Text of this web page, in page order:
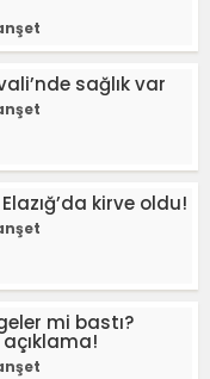
sağlık var
kirve oldu!
mi bastı?